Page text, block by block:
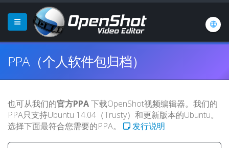
PPA（个人软件包归档）
也可从我们的官方PPA下载OpenShot视频编辑器。我们的
PPA只支持Ubuntu 14.04（Trusty）和更新版本的Ubuntu。
选择下面最符合您需要的PPA。
发行说明